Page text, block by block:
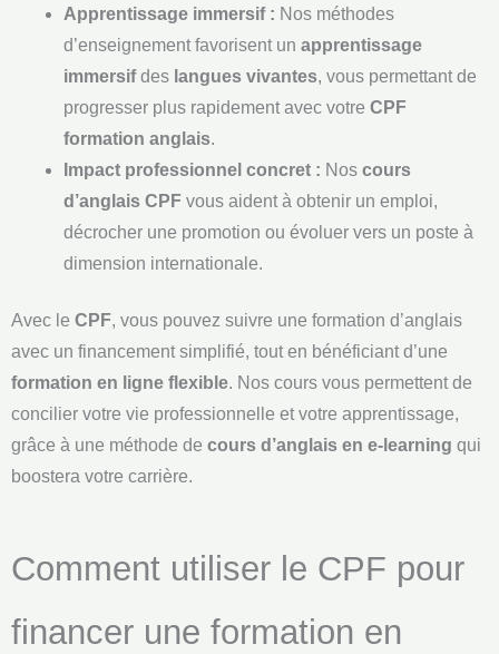
Apprentissage immersif : Nos méthodes
d’enseignement favorisent un apprentissage
immersifdes langues vivantes, vous permettant de
progresser plus rapidement avec votre CPF
formation anglais.
Impact professionnel concret : Nos cours
d’anglais CPF vous aident à obtenir un emploi,
décrocher une promotion ou évoluer vers un poste à
dimension internationale.
Avec le CPF, vous pouvez suivre une formation d’anglais
avec un financement simplifié, tout en bénéficiant d’une
formation en ligne flexible. Nos cours vous permettent de
concilier votre vie professionnelle et votre apprentissage,
grâce à une méthode de cours d’anglais en e-learning qui
boostera votre carrière.
Comment utiliser le CPF pour
financer une formation en